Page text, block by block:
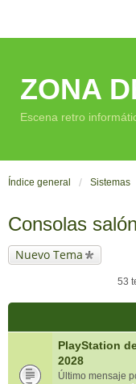
ZONA
Escena retro
Índice general Sistemas
Consolas salón
Nuevo Tema
53
PlayStation
2028
Último mensaje